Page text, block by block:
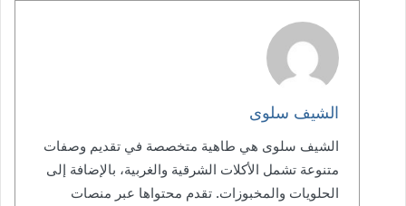
الشيف سلوى
الشيف سلوى هي طاهية متخصصة في تقديم وصفات
متنوعة تشمل الأكلات الشرقية والغربية، بالإضافة إلى
الحلويات والمخبوزات. تقدم محتواها عبر منصات